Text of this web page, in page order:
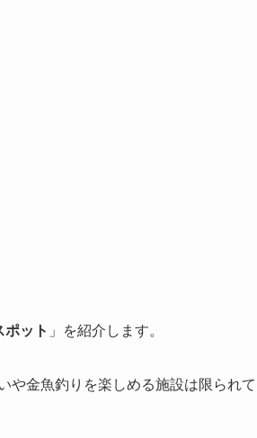
ット 」を紹介します。
や金魚釣りを楽しめる施設は限られて